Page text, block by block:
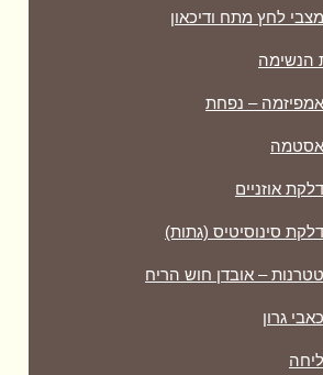
מצבי לחץ מתח ודיכאון
הנשימה
אמפיזמה – נפחת
אסטמה
דלקת אוזניים
דלקת סינוסיטיס (גתות)
טטרנות – אובדן חוש הריח
כאבי גרון
ליחה